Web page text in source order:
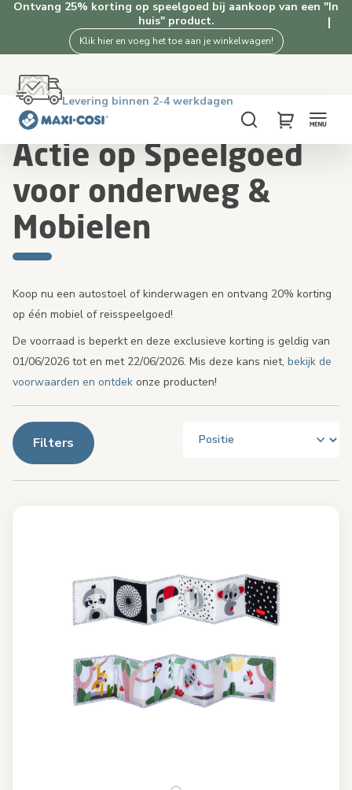
Ontvang 25% korting op speelgoed bij aankoop van een "In
huis" product.
Klik hier en voeg het toe aan je winkelwagen!
Gratis verzending vanaf €50. Shop nu!
4.5★ van 2.5K+ tevreden klanten
Levering binnen 2-4 werkdagen
Gratis retourneren binnen 100 dagen
ZoekenMy Cart
Home Actie op Speelgoed voor onderweg & Mobielen
Actie op Speelgoed
voor onderweg &
Mobielen
Koop nu een autostoel of kinderwagen en ontvang 20% korting
op één mobiel of reisspeelgoed!
De voorraad is beperkt en deze exclusieve korting is geldig van
01/06/2026 tot en met 22/06/2026. Mis deze kans niet, bekijk de
voorwaarden en ontdek onze producten!
Filters